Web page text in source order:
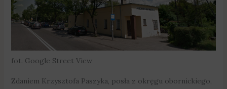
fot. Google Street View
Zdaniem Krzysztofa Paszyka, posła z okręgu obornickiego,